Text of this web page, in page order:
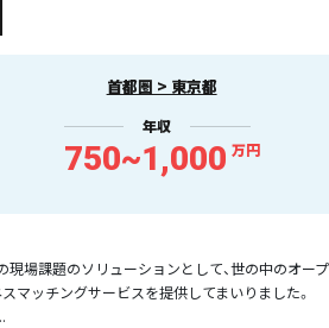
首都圏 > 東京都
年収
750~1,000 万円
現場課題のソリューションとして、世の中のオー
マッチングサービスを提供してまいりました。